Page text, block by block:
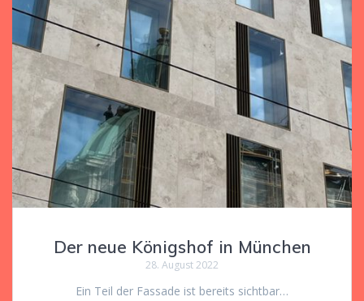
Der neue Königshof in München
28. August 2022
Ein Teil der Fassade ist bereits sichtbar…